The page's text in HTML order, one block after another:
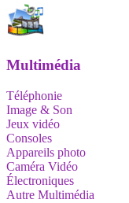
Multimédia
Téléphonie
Image & Son
Jeux vidéo
Consoles
Appareils photo
Caméra Vidéo
Électroniques
Autre Multimédia